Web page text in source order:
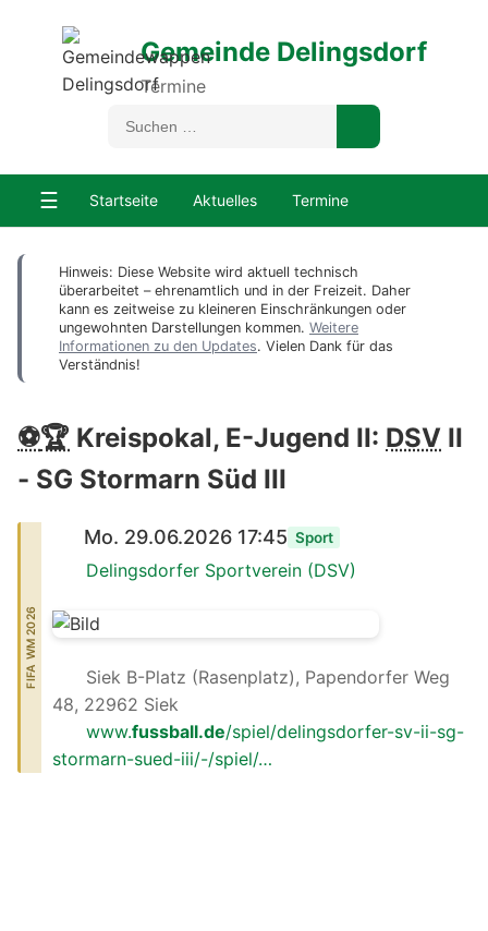
Gemeinde Delingsdorf
Termine
☰ Startseite Aktuelles Termine
Hinweis: Diese Website wird aktuell technisch
überarbeitet – ehrenamtlich und in der Freizeit. Daher
kann es zeitweise zu kleineren Einschränkungen oder
ungewohnten Darstellungen kommen. Weitere
Informationen zu den Updates. Vielen Dank für das
Verständnis!
⚽🏆 Kreispokal, E-Jugend II: DSV II
- SG Stormarn Süd III
FIFA WM 2026
Mo. 29.06.2026 17:45 Sport
Delingsdorfer Sportverein (DSV)
Siek B-Platz (Rasenplatz), Papendorfer Weg
48, 22962 Siek
www.fussball.de/spiel/delingsdorfer-sv-ii-sg-
stormarn-sued-iii/-/spiel/…